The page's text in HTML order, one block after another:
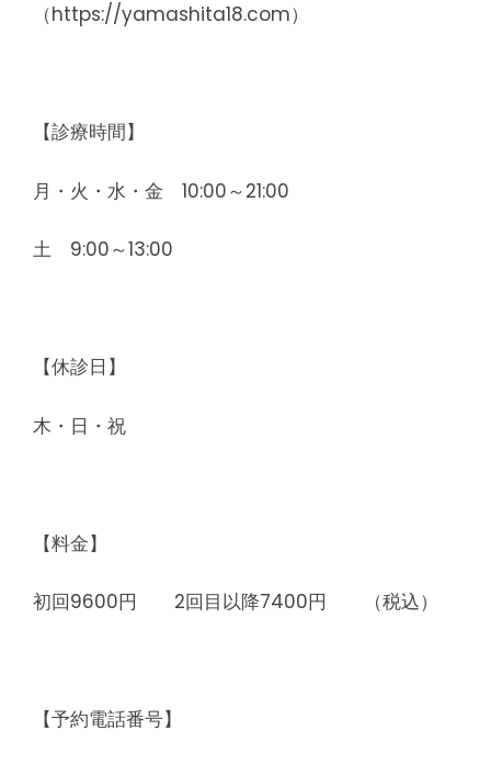
（https://yamashita18.com）
【診療時間】
月・火・水・金 10:00～21:00
土 9:00～13:00
【休診日】
木・日・祝
【料金】
初回9600円 2回目以降7400円 （税込）
【予約電話番号】